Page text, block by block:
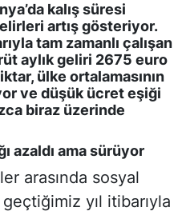
kalış süresi
artış gösteriyor.
tam zamanlı çalışan
aylık geliri 2675 euro
ülke ortalamasının
ve düşük ücret eşiği
biraz üzerinde
azaldı ama sürüyor
arasında sosyal
geçtiğimiz yıl itibarıyla